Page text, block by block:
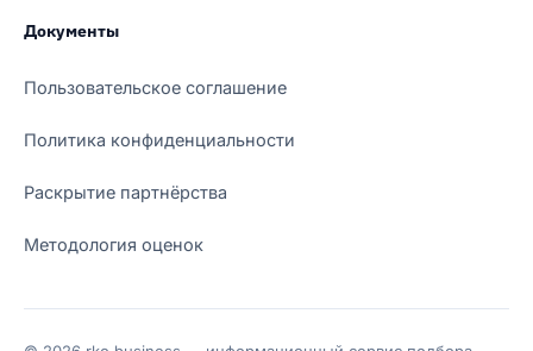
Документы
Пользовательское соглашение
Политика конфиденциальности
Раскрытие партнёрства
Методология оценок